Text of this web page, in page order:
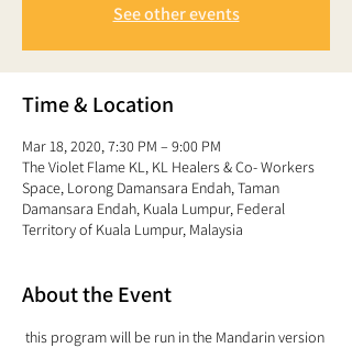
See other events
Time & Location
Mar 18, 2020, 7:30 PM – 9:00 PM
The Violet Flame KL, KL Healers & Co- Workers
Space, Lorong Damansara Endah, Taman
Damansara Endah, Kuala Lumpur, Federal
Territory of Kuala Lumpur, Malaysia
About the Event
this program will be run in the Mandarin version